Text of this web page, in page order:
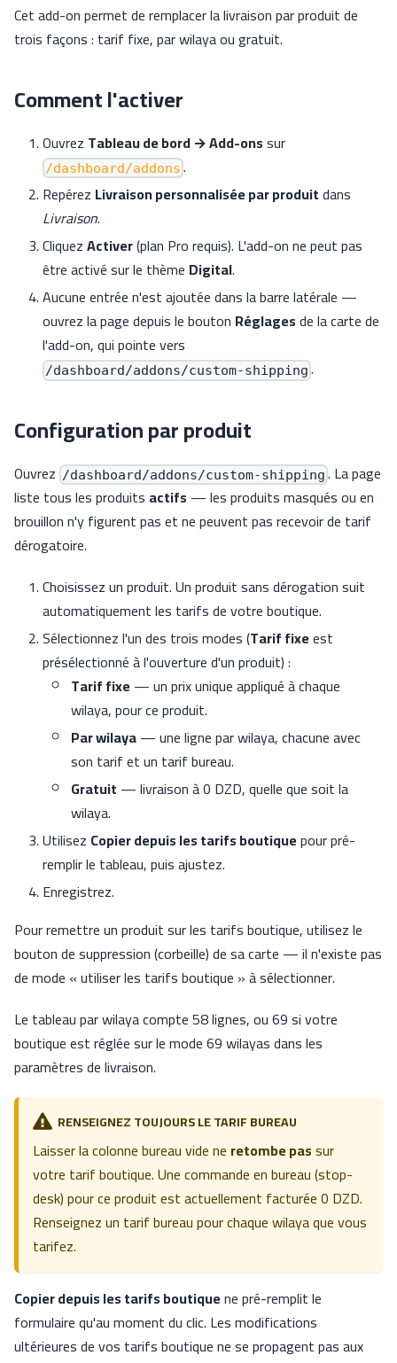
Cet add-on permet de remplacer la livraison par produit de
trois façons : tarif fixe, par wilaya ou gratuit.
Comment l'activer
Ouvrez Tableau de bord → Add-onssur
/dashboard/addons .
Repérez Livraison personnalisée par produitdans
Livraison.
CliquezActiver(plan Pro requis). L'add-on ne peut pas
être activé sur le thème Digital.
Aucune entrée n'est ajoutée dans la barre latérale —
ouvrez la page depuis le bouton Réglagesde la carte de
l'add-on, qui pointe vers
/dashboard/addons/custom-shipping .
Configuration par produit
Ouvrez /dashboard/addons/custom-shipping . La page
liste tous les produits actifs — les produits masqués ou en
brouillon n'y figurent pas et ne peuvent pas recevoir de tarif
dérogatoire.
Choisissez un produit. Un produit sans dérogation suit
automatiquement les tarifs de votre boutique.
Sélectionnez l'un des trois modes (Tarif fixeest
présélectionné à l'ouverture d'un produit) :
Tarif fixe— un prix unique appliqué à chaque
wilaya, pour ce produit.
Par wilaya— une ligne par wilaya, chacune avec
son tarif et un tarif bureau.
Gratuit — livraison à 0 DZD, quelle que soit la
wilaya.
Utilisez Copier depuis les tarifs boutiquepour pré-
remplir le tableau, puis ajustez.
Enregistrez.
Pour remettre un produit sur les tarifs boutique, utilisez le
bouton de suppression (corbeille) de sa carte — il n'existe pas
de mode « utiliser les tarifs boutique » à sélectionner.
Le tableau par wilaya compte 58 lignes, ou 69 si votre
boutique est réglée sur le mode 69 wilayas dans les
paramètres de livraison.
RENSEIGNEZ TOUJOURS LE TARIF BUREAU
Laisser la colonne bureau vide ne retombe passur
votre tarif boutique. Une commande en bureau (stop-
desk) pour ce produit est actuellement facturée 0 DZD.
Renseignez un tarif bureau pour chaque wilaya que vous
tarifez.
Copier depuis les tarifs boutiquene pré-remplit le
formulaire qu'au moment du clic. Les modifications
ultérieures de vos tarifs boutique ne se propagent pas aux